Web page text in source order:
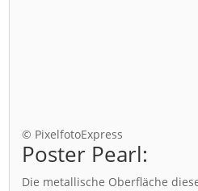
© PixelfotoExpress
Poster Pearl:
Die metallische Oberfläche